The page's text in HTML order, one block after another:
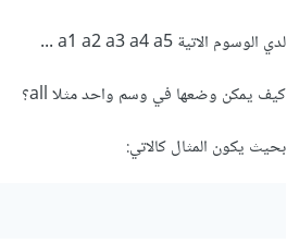
لدي الوسوم الاتية a1 a2 a3 a4 a5 ...
كيف يمكن وضعها في وسم واحد مثلا all؟
بحيث يكون المثال كالاتي: